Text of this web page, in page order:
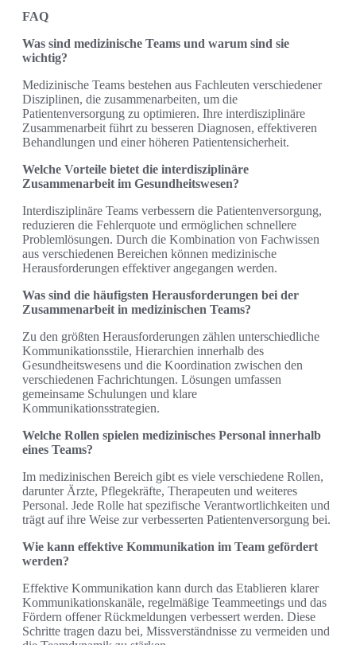
FAQ
Was sind medizinische Teams und warum sind sie
wichtig?
Medizinische Teams bestehen aus Fachleuten verschiedener
Disziplinen, die zusammenarbeiten, um die
Patientenversorgung zu optimieren. Ihre interdisziplinäre
Zusammenarbeit führt zu besseren Diagnosen, effektiveren
Behandlungen und einer höheren Patientensicherheit.
Welche Vorteile bietet die interdisziplinäre
Zusammenarbeit im Gesundheitswesen?
Interdisziplinäre Teams verbessern die Patientenversorgung,
reduzieren die Fehlerquote und ermöglichen schnellere
Problemlösungen. Durch die Kombination von Fachwissen
aus verschiedenen Bereichen können medizinische
Herausforderungen effektiver angegangen werden.
Was sind die häufigsten Herausforderungen bei der
Zusammenarbeit in medizinischen Teams?
Zu den größten Herausforderungen zählen unterschiedliche
Kommunikationsstile, Hierarchien innerhalb des
Gesundheitswesens und die Koordination zwischen den
verschiedenen Fachrichtungen. Lösungen umfassen
gemeinsame Schulungen und klare
Kommunikationsstrategien.
Welche Rollen spielen medizinisches Personal innerhalb
eines Teams?
Im medizinischen Bereich gibt es viele verschiedene Rollen,
darunter Ärzte, Pflegekräfte, Therapeuten und weiteres
Personal. Jede Rolle hat spezifische Verantwortlichkeiten und
trägt auf ihre Weise zur verbesserten Patientenversorgung bei.
Wie kann effektive Kommunikation im Team gefördert
werden?
Effektive Kommunikation kann durch das Etablieren klarer
Kommunikationskanäle, regelmäßige Teammeetings und das
Fördern offener Rückmeldungen verbessert werden. Diese
Schritte tragen dazu bei, Missverständnisse zu vermeiden und